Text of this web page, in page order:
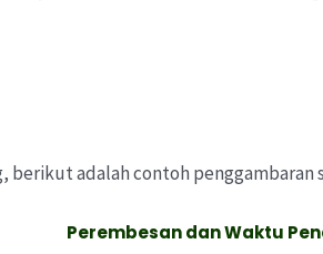
adalah contoh penggambaran
Perembesandan Waktu